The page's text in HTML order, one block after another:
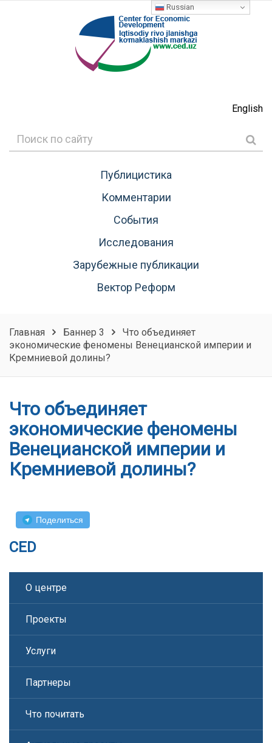
English
Публицистика
Комментарии
События
Исследования
Зарубежные публикации
Вектор Реформ
Главная Баннер 3
Что объединяет
экономические феномены Венецианской империи и
Кремниевой долины?
Что объединяет
экономические феномены
Венецианской империи и
Кремниевой долины?
Поделиться
CED
О центре
Проекты
Услуги
Партнеры
Что почитать
Russian